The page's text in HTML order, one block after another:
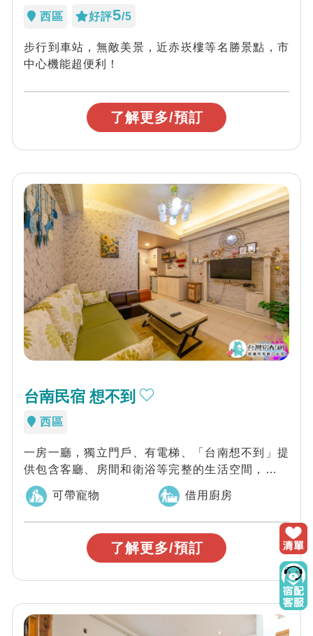
西區 好評5/5
步行到車站，無敵美景，近赤崁樓等名勝景點，市
中心機能超便利！
了解更多/預訂
台南民宿 想不到
西區
一房一廳，獨立門戶、有電梯、「台南想不到」提
供包含客廳、房間和衛浴等完整的生活空間，寬敞
舒適的套房空間，以新穎的裝潢設計搭配明亮的...
可帶寵物 借用廚房
了解更多/預訂